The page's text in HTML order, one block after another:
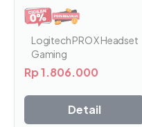
Logitech PRO X Headset
Gaming
Rp1.806.000
Detail